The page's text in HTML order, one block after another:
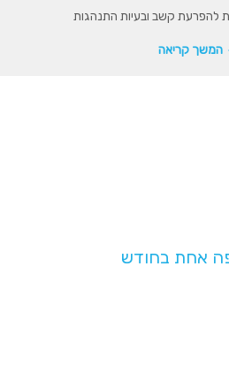
קשב ובעיות התנהגות
קריאה
אחת בחודש